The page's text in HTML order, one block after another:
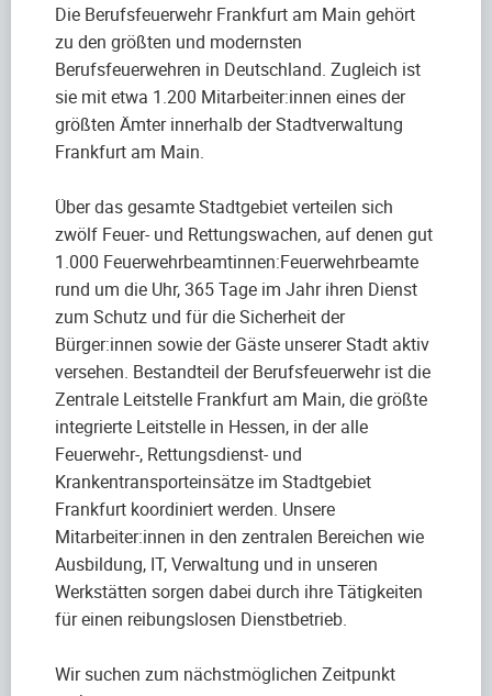
Die Berufsfeuerwehr Frankfurt am Main gehört
zu den größten und modernsten
Berufsfeuerwehren in Deutschland. Zugleich ist
sie mit etwa 1.200 Mitarbeiter:innen eines der
größten Ämter innerhalb der Stadtverwaltung
Frankfurt am Main.
Über das gesamte Stadtgebiet verteilen sich
zwölf Feuer- und Rettungswachen, auf denen gut
1.000 Feuerwehrbeamtinnen:Feuerwehrbeamte
rund um die Uhr, 365 Tage im Jahr ihren Dienst
zum Schutz und für die Sicherheit der
Bürger:innen sowie der Gäste unserer Stadt aktiv
versehen. Bestandteil der Berufsfeuerwehr ist die
Zentrale Leitstelle Frankfurt am Main, die größte
integrierte Leitstelle in Hessen, in der alle
Feuerwehr-, Rettungsdienst- und
Krankentransporteinsätze im Stadtgebiet
Frankfurt koordiniert werden. Unsere
Mitarbeiter:innen in den zentralen Bereichen wie
Ausbildung, IT, Verwaltung und in unseren
Werkstätten sorgen dabei durch ihre Tätigkeiten
für einen reibungslosen Dienstbetrieb.
Wir suchen zum nächstmöglichen Zeitpunkt